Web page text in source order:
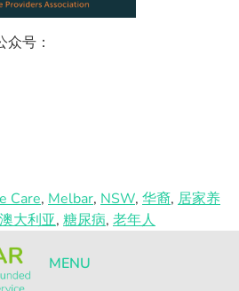
号：
Care, Melbar, NSW, 华裔, 居家养
澳大利亚, 糖尿病, 老年人
MENU